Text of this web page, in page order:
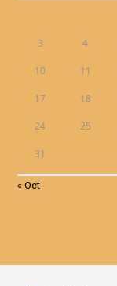
3 4
10 11
17 18
24 25
31
« Oct